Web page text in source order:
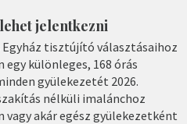
jelentkezni
tisztújító választásaihoz
egy különleges, 168 órás
gyülekezetét 2026.
nélküli imalánchoz
akár egész gyülekezetként